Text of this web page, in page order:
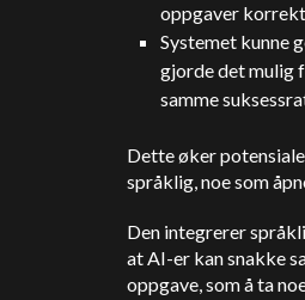
oppgaver
Systemet kunne
gjorde det mulig
samme
Dette øker
språklig, noe som
Den integrerer
at AI-er kan snakke
oppgave, som å ta